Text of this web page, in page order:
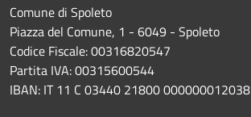
Comune di Spoleto
Piazza del Comune, 1 - 6049 - Spoleto
Codice Fiscale: 00316820547
Partita IVA: 00315600544
IBAN: IT 11 C 03440 21800 000000012038